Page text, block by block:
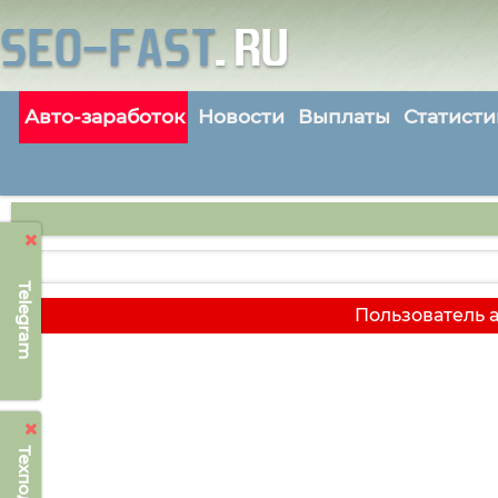
Telegram
Авто-заработок Новости Выплаты
Пользователь